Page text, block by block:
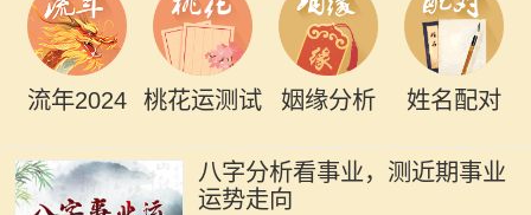
流年2024 桃花运测试 姻缘分析 姓名配对
八字分析看事业，测近期事业
运势走向